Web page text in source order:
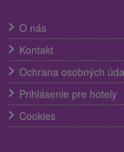
O nás
Kontakt
Ochrana osobných
Prihlásenie pre hotely
Cookies